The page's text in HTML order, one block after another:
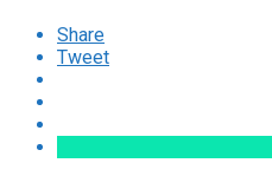
Share
Tweet